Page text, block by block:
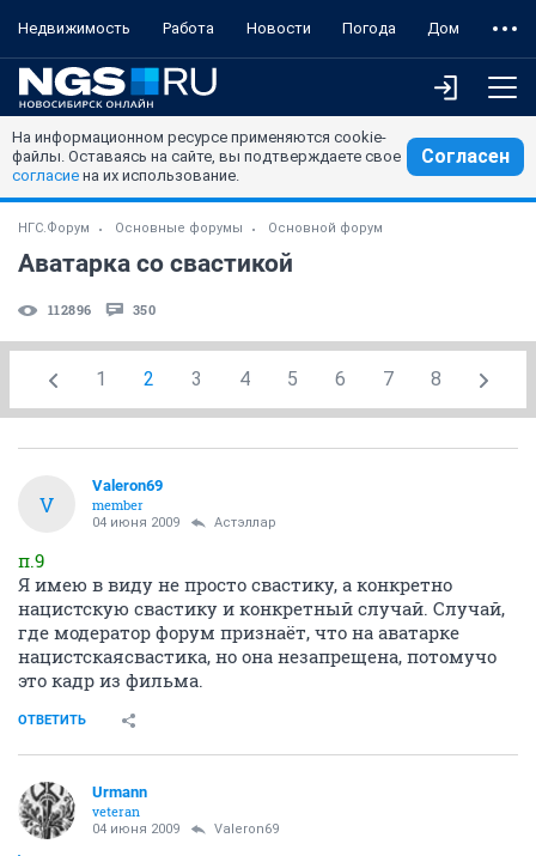
Недвижимость Работа Новости Погода Дом
На информационном ресурсе применяются cookie-
файлы. Оставаясь на сайте, вы подтверждаете свое
согласие на их использование.
Согласен
НГС.Форум Основные форумы Основной форум
Аватарка со свастикой
112896 350
1 2 3 4 5 6 7 8
V
Valeron69
member
04 июня 2009 Астэллар
п.9
Я имею в виду не просто свастику, а конкретно
нацистскую свастику и конкретный случай. Случай,
где модератор форум признаёт, что на аватарке
нацистскаясвастика, но она незапрещена, потомучо
это кадр из фильма.
ОТВЕТИТЬ
Urmann
veteran
04 июня 2009 Valeron69